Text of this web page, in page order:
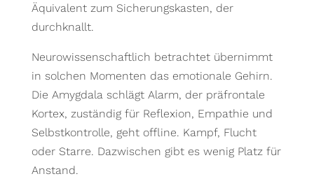
Äquivalent zum Sicherungskasten, der
durchknallt.
Neurowissenschaftlich betrachtet übernimmt
in solchen Momenten das emotionale Gehirn.
Die Amygdala schlägt Alarm, der präfrontale
Kortex, zuständig für Reflexion, Empathie und
Selbstkontrolle, geht offline. Kampf, Flucht
oder Starre. Dazwischen gibt es wenig Platz für
Anstand.